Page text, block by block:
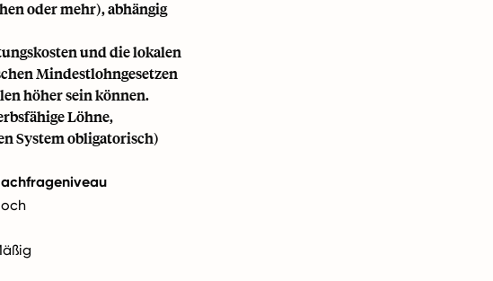
oder mehr), abhängig
und die lokalen
Mindestlohngesetzen
höher sein können.
Löhne,
System obligatorisch)